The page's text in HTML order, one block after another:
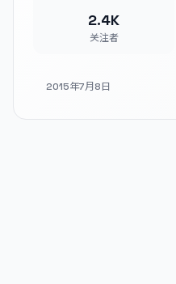
2.4K
关注者
2015年7月8日